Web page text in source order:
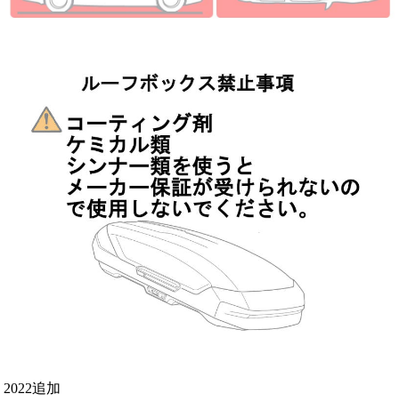
2022追加